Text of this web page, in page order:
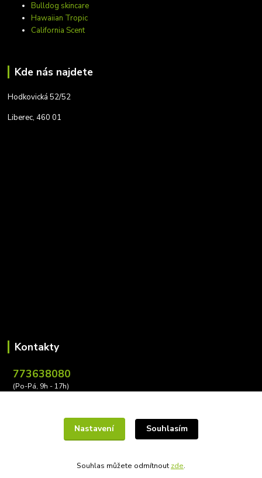
Bulldog skincare
Hawaiian Tropic
California Scent
Kde nás najdete
Hodkovická 52/52
Liberec, 460 01
Kontakty
773638080
(Po-Pá, 9h - 17h)
Nastavení Souhlasím
Souhlas můžete odmítnout zde.